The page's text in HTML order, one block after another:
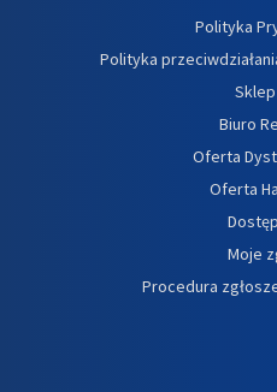
Polityka
Polityka
Sklep
Biuro
Oferta
Oferta
Moje
Procedura